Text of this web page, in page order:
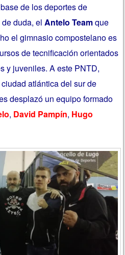
de los deportes de
de duda, elAntelo Teamque
el gimnasio compostelano es
de tecnificación orientados
y juveniles. A este PNTD,
atlántica del sur de
desplazó un equipo formado
, David Pampín, Hugo